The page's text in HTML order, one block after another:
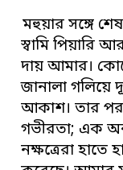
মহুয়ার সঙ্গে
স্বামি পিয়ারি
দায় আমার।
জানালা গলিয়ে
আকাশ। তার
গভীরতা; এক
নক্ষত্রেরা হাতে